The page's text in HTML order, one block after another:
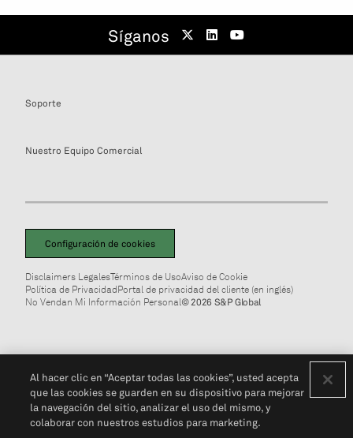
Síganos
Soporte
Nuestro Equipo Comercial
Configuración de cookies
Disclaimers LegalesTérminos de UsoAviso de Cookie
Política de PrivacidadPortal de privacidad del cliente (en inglés)
No Vendan Mi Información Personal© 2026 S&P Global
Al hacer clic en “Aceptar todas las cookies”, usted acepta
que las cookies se guarden en su dispositivo para mejorar
la navegación del sitio, analizar el uso del mismo, y
colaborar con nuestros estudios para marketing.